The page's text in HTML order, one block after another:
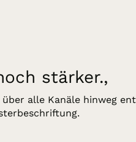
stärker.,
über alle Kanäle hinweg